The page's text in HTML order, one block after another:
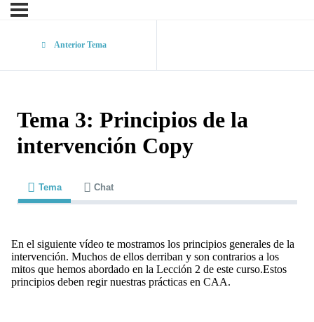
Anterior Tema
Tema 3: Principios de la
intervención Copy
Tema Chat
En el siguiente vídeo te mostramos los principios generales de la
intervención. Muchos de ellos derriban y son contrarios a los
mitos que hemos abordado en la Lección 2 de este curso.Estos
principios deben regir nuestras prácticas en CAA.